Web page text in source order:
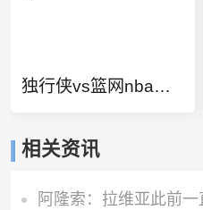
独行侠vs篮网nba常规赛比分
相关资讯